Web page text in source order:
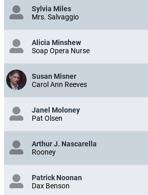
Sylvia Miles
Mrs. Salvaggio
Alicia Minshew
Soap Opera Nurse
Susan Misner
Carol Ann Reeves
Janel Moloney
Pat Olsen
Arthur J. Nascarella
Rooney
Patrick Noonan
Dax Benson